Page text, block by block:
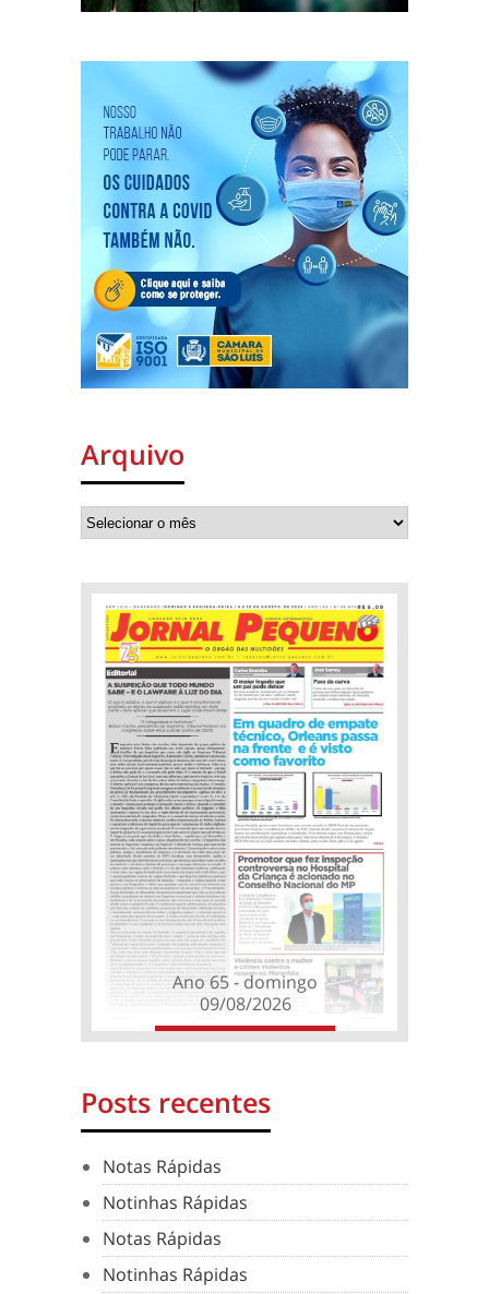
Arquivo
Ano 65 - domingo
09/08/2026
Posts recentes
Notas Rápidas
Notinhas Rápidas
Notas Rápidas
Notinhas Rápidas